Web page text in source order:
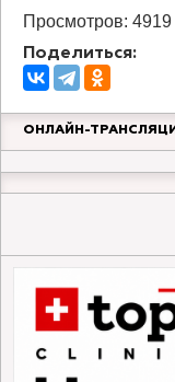
Просмотров: 4919
Поделиться:
ОНЛАЙН-